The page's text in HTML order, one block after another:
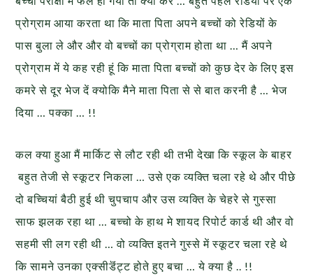
प्रोग्राम आया करता था कि माता पिता अपने बच्चों को रेडियों के
पास बुला ले और और वो बच्चों का प्रोग्राम होता था … मैं अपने
प्रोग्राम में ये कह रही हूं कि माता पिता बच्चों को कुछ देर के लिए इस
कमरे से दूर भेज दें क्योकि मैने माता पिता से से बात करनी है … भेज
दिया … पक्का … !!
कल क्या हुआ मैं मार्किट से लौट रही थी तभी देखा कि स्कूल के बाहर
बहुत तेजी से स्कूटर निकला … उसे एक व्यक्ति चला रहे थे और पीछे
दो बच्चियां बैठी हुई थी चुपचाप और उस व्यक्ति के चेहरे से गुस्सा
साफ झलक रहा था … बच्चो के हाथ मे शायद रिपोर्ट कार्ड थी और वो
सहमी सी लग रही थी … वो व्यक्ति इतने गुस्से में स्कूटर चला रहे थे
कि सामने उनका एक्सीडॆंट्ट होते हुए बचा … ये क्या है .. !!